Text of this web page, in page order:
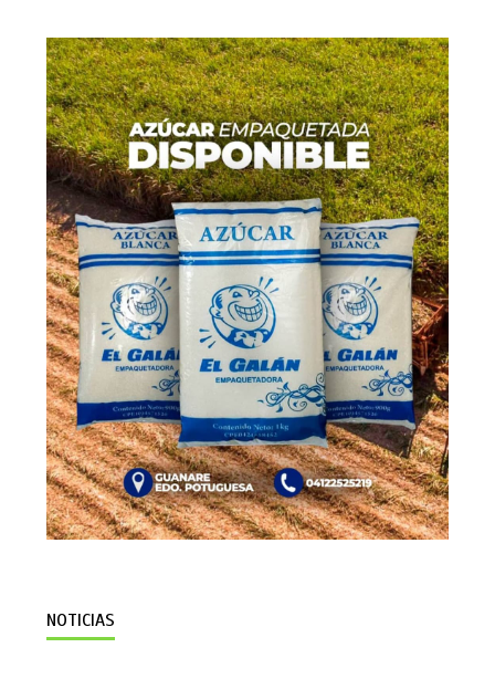
NOTICIAS